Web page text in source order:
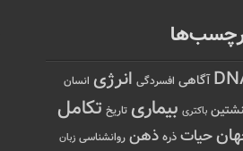
آگاهی افسردگی انرژی انسان
باکتری بیماری تاریخ تکامل
حیات ذره ذهن روانشناسی زبان